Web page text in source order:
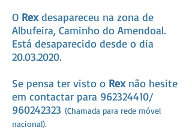
O Rexdesapareceu na zona de
Albufeira, Caminho do Amendoal.
Está desaparecido desde o dia
20.03.2020.
Se pensa ter visto o Rexnão hesite
em contactar para 962324410/
960242323 (Chamada para rede móvel
nacional).